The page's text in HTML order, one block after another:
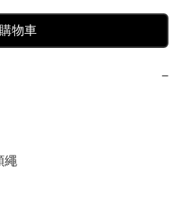
物車
−
繩